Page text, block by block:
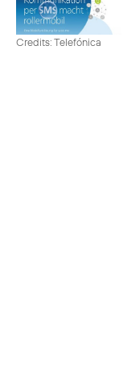
Credits: Telefónica